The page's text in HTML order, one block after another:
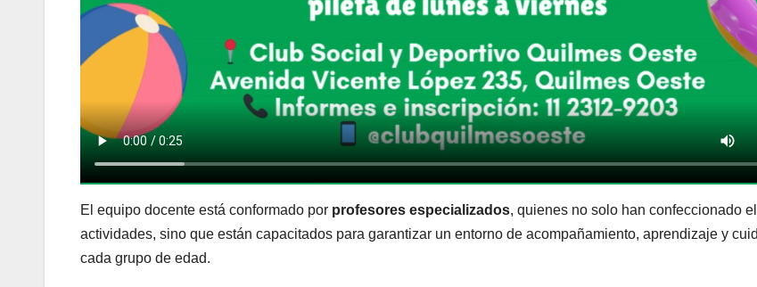
El equipo docente está conformado por profesores especializados, quienes no solo han confeccionado
actividades, sino que están capacitados para garantizar un entorno de acompañamiento, aprendizaje y
cada grupo de edad.